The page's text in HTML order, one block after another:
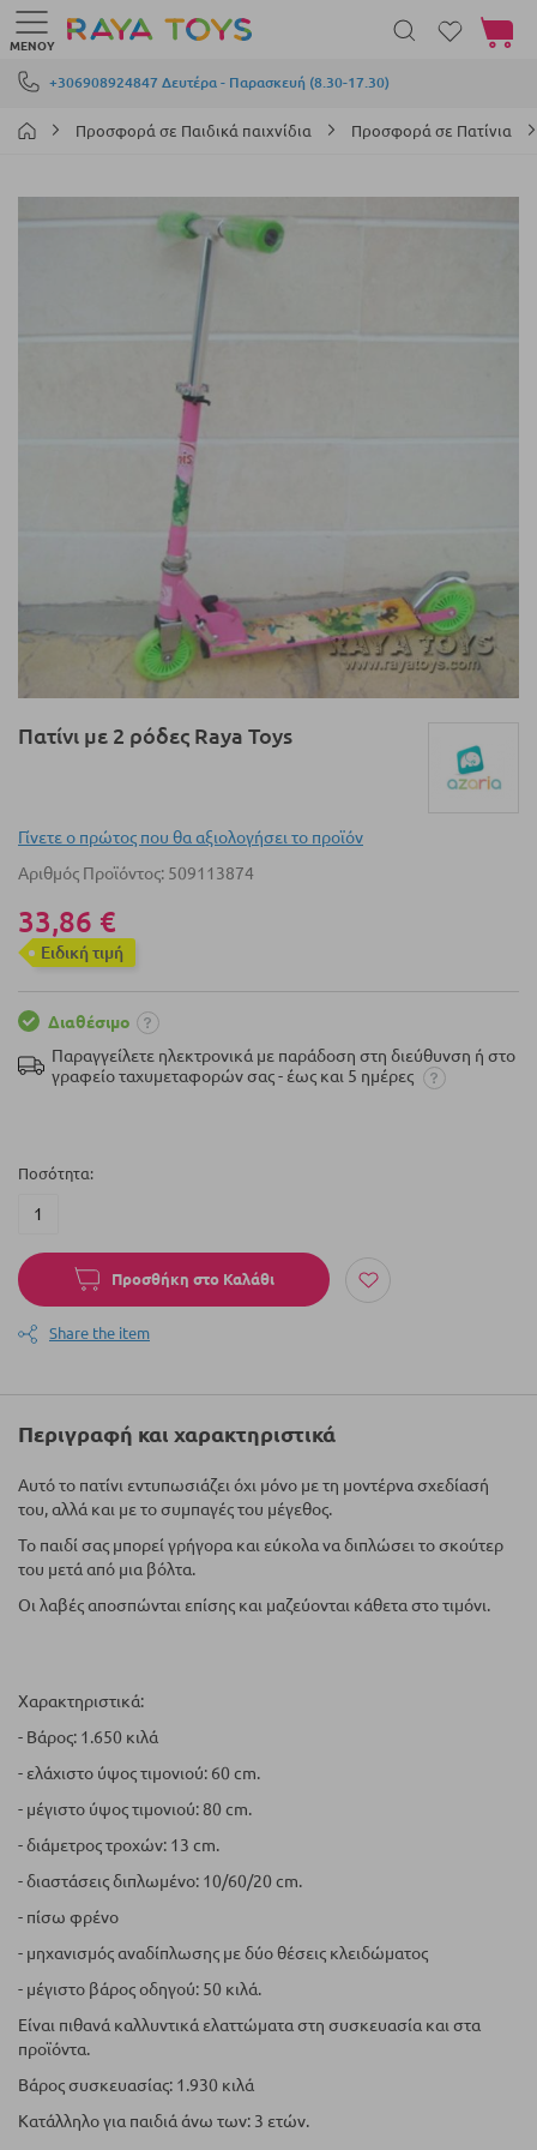
Μετάβαση στο περιεχόμενο
+306908924847 Δευτέρα - Παρασκευή (8.30-17.30)
ΜΕΝΟΎ
Το
Προσφορά σε Παιδικά παιχνίδια Προσφορά σε Πατίνια
Μετάβαση
συλλογής
Πατίνι με 2 ρόδες Raya Toys
Γίνετε ο πρώτος που θα αξιολογήσει το προϊόν
Αριθμός Προϊόντος 509113874
33,86 €
Eιδική τιμή
Διαθέσιμο
Παραγγείλετε ηλεκτρονικά με παράδοση στη διεύθυνση ή στο
γραφείο ταχυμεταφορών σας - έως και 5 ημέρες
Ποσότητα
Προσθήκη στο Καλάθι
Share the item
Περιγραφή και χαρακτηριστικά
Αυτό το πατίνι εντυπωσιάζει όχι μόνο με τη μοντέρνα σχεδίασή
του, αλλά και με το συμπαγές του μέγεθος.
Το παιδί σας μπορεί γρήγορα και εύκολα να διπλώσει το σκούτερ
του μετά από μια βόλτα.
Οι λαβές αποσπώνται επίσης και μαζεύονται κάθετα στο τιμόνι.
Χαρακτηριστικά:
- Βάρος: 1.650 κιλά
- ελάχιστο ύψος τιμονιού: 60 cm.
- μέγιστο ύψος τιμονιού: 80 cm.
- διάμετρος τροχών: 13 cm.
- διαστάσεις διπλωμένο: 10/60/20 cm.
- πίσω φρένο
- μηχανισμός αναδίπλωσης με δύο θέσεις κλειδώματος
- μέγιστο βάρος οδηγού: 50 κιλά.
Είναι πιθανά καλλυντικά ελαττώματα στη συσκευασία και στα
προϊόντα.
Βάρος συσκευασίας: 1.930 κιλά
Κατάλληλο για παιδιά άνω των: 3 ετών.